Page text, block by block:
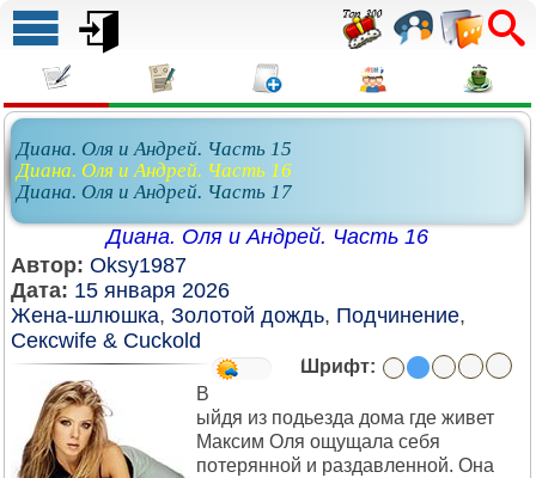
Диана. Оля и Андрей. Часть 15
Диана. Оля и Андрей. Часть 16
Диана. Оля и Андрей. Часть 17
Диана. Оля и Андрей. Часть 16
Автор: Oksy1987
Дата: 15 января 2026
Жена-шлюшка, Золотой дождь, Подчинение,
Сексwife & Cuckold
Шрифт:
В
ыйдя из подьезда дома где живет
Максим Оля ощущала себя
потерянной и раздавленной. Она